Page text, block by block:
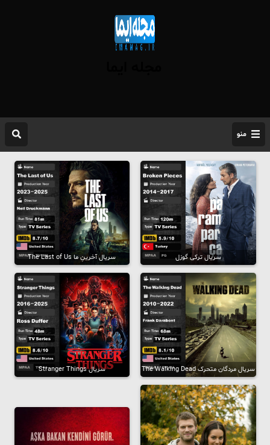
منو
سریال ترکی گوزل سریال آخرینِ ما The Last of Us
سریال مردگان متحرک The Walking Dead سریال Stranger Things